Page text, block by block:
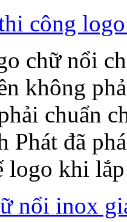
công
chữ nổi
không
chuẩn
Phát đã
logo khi
nổi inox